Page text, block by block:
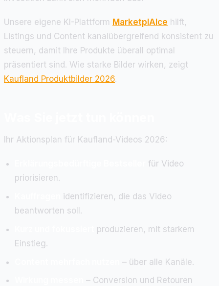
Unsere eigene KI-Plattform MarketplAIce hilft,
Listings und Content kanalübergreifend konsistent zu
steuern, damit Ihre Produkte überall optimal
präsentiert sind. Wie starke Bilder wirken, zeigt
Kaufland Produktbilder 2026.
Ihr Aktionsplan für Kaufland-Videos 2026:
für Video
priorisieren.
identifizieren, die das Video
beantworten soll.
produzieren, mit starkem
Einstieg.
– über alle Kanäle.
– Conversion und Retouren